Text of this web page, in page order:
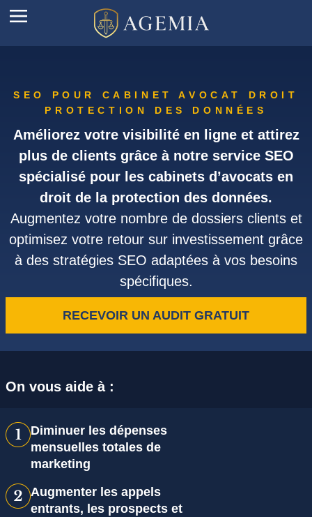
SEO POUR CABINET AVOCAT DROIT
PROTECTION DES DONNÉES
Améliorez votre visibilité en ligne et attirez
plus de clients grâce à notre service SEO
spécialisé pour les cabinets d’avocats en
droit de la protection des données.
Augmentez votre nombre de dossiers clients et
optimisez votre retour sur investissement grâce
à des stratégies SEO adaptées à vos besoins
spécifiques.
RECEVOIR UN AUDIT GRATUIT
On vous aide à :
Diminuer les dépenses
mensuelles totales de
marketing
Augmenter les appels
entrants, les prospects et